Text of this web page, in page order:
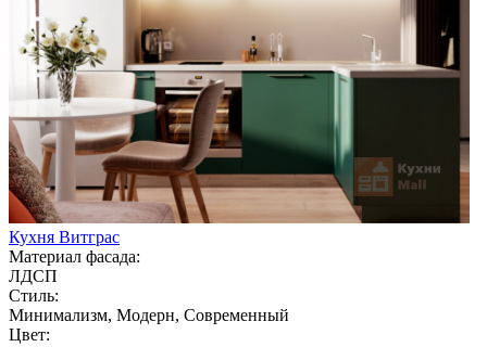
Кухня Витграс
Материал фасада:
ЛДСП
Стиль:
Минимализм, Модерн, Современный
Цвет: